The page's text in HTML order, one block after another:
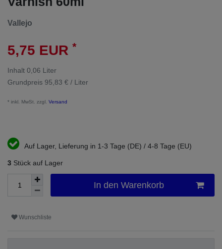
Vallejo
5,75 EUR *
Inhalt 0,06 Liter
Grundpreis 95,83 € / Liter
* inkl. MwSt. zzgl. Versand
Auf Lager, Lieferung in 1-3 Tage (DE) / 4-8 Tage (EU)
3 Stück auf Lager
In den Warenkorb
Wunschliste